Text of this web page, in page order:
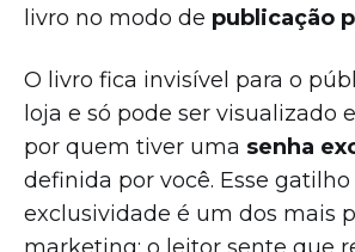
livro no modo de publicação
O livro fica invisível para o
loja e só pode ser visualizado
por quem tiver uma senha
definida por você. Esse gatilho
exclusividade é um dos mais